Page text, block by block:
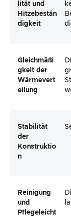
lität und
Hitzebestän
digkeit
Gleichmäßi
gkeit der
Wärmevert
eilung
Stabilität
der
Konstruktio
n
Reinigung
und
Pflegeleicht